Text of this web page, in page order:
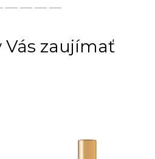
Vás zaujímať